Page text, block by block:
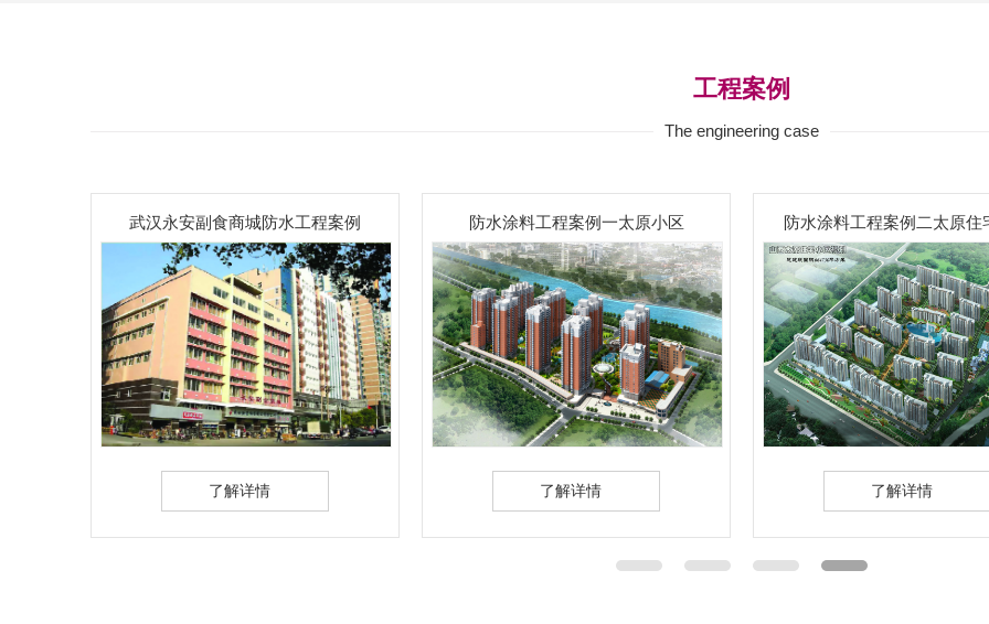
工程案例
The engineering case
防水涂料工程案例一太原小区 防水涂料工程案例二太原住宅小区 恒大绿洲